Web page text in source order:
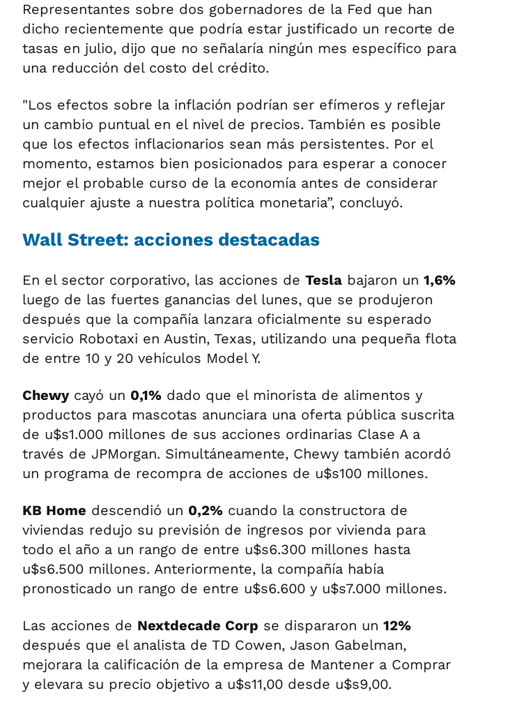
Representantes sobre dos gobernadores de la Fed que han
dicho recientemente que podría estar justificado un recorte de
tasas en julio, dijo que no señalaría ningún mes específico para
una reducción del costo del crédito.
"Los efectos sobre la inflación podrían ser efímeros y reflejar
un cambio puntual en el nivel de precios. También es posible
que los efectos inflacionarios sean más persistentes. Por el
momento, estamos bien posicionados para esperar a conocer
mejor el probable curso de la economía antes de considerar
cualquier ajuste a nuestra política monetaria”, concluyó.
Wall Street: acciones destacadas
En el sector corporativo, las acciones de Tesla bajaron un 1,6%
luego de las fuertes ganancias del lunes, que se produjeron
después que la compañía lanzara oficialmente su esperado
servicio Robotaxi en Austin, Texas, utilizando una pequeña flota
de entre 10 y 20 vehículos Model Y.
Chewycayó un 0,1% dado que el minorista de alimentos y
productos para mascotas anunciara una oferta pública suscrita
de u$s1.000 millones de sus acciones ordinarias Clase A a
través de JPMorgan. Simultáneamente, Chewy también acordó
un programa de recompra de acciones de u$s100 millones.
KB Home descendió un 0,2% cuando la constructora de
viviendas redujo su previsión de ingresos por vivienda para
todo el año a un rango de entre u$s6.300 millones hasta
u$s6.500 millones. Anteriormente, la compañía había
pronosticado un rango de entre u$s6.600 y u$s7.000 millones.
Las acciones de Nextdecade Corp se dispararon un 12%
después que el analista de TD Cowen, Jason Gabelman,
mejorara la calificación de la empresa de Mantener a Comprar
y elevara su precio objetivo a u$s11,00 desde u$s9,00.